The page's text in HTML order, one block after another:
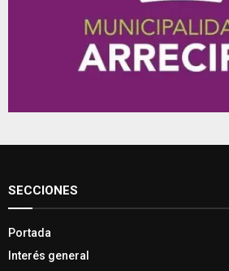
SECCIONES
Portada
Interés general